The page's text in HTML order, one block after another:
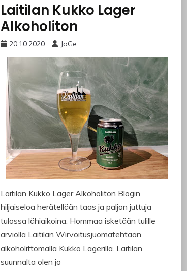
Laitilan Kukko Lager
Alkoholiton
20.10.2020 JaGe
Laitilan Kukko Lager Alkoholiton Blogin
hiljaiseloa herätellään taas ja paljon juttuja
tulossa lähiaikoina. Hommaa isketään tulille
arviolla Laitilan Wirvoitusjuomatehtaan
alkoholittomalla Kukko Lagerilla. Laitilan
suunnalta olen jo